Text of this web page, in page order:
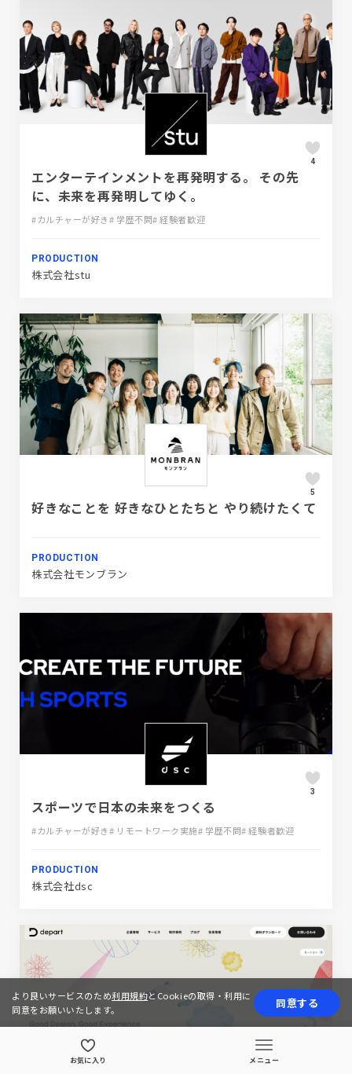
お気に入り メニュー
4
エンターテインメントを再発明する。 その先
に、未来を再発明してゆく。
#カルチャーが好き# 学歴不問# 経験者歓迎
PRODUCTION
株式会社stu
5
好きなことを 好きなひとたちと やり続けたくて
PRODUCTION
株式会社モンブラン
3
スポーツで日本の未来をつくる
#カルチャーが好き# リモートワーク実施# 学歴不問# 経験者歓迎
PRODUCTION
株式会社dsc
より良いサービスのため利用規約とCookieの取得・利用に
同意をお願いいたします。
同意する